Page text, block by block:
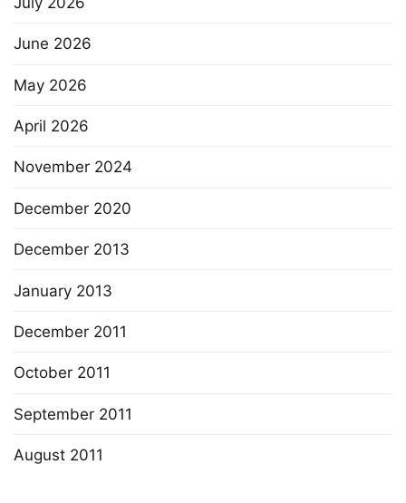
June 2026
May 2026
April 2026
November 2024
December 2020
December 2013
January 2013
December 2011
October 2011
September 2011
August 2011